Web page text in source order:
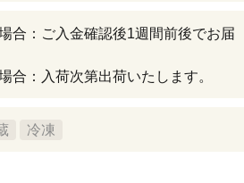
合：ご入金確認後1週間前後でお届
合：入荷次第出荷いたします。
冷凍